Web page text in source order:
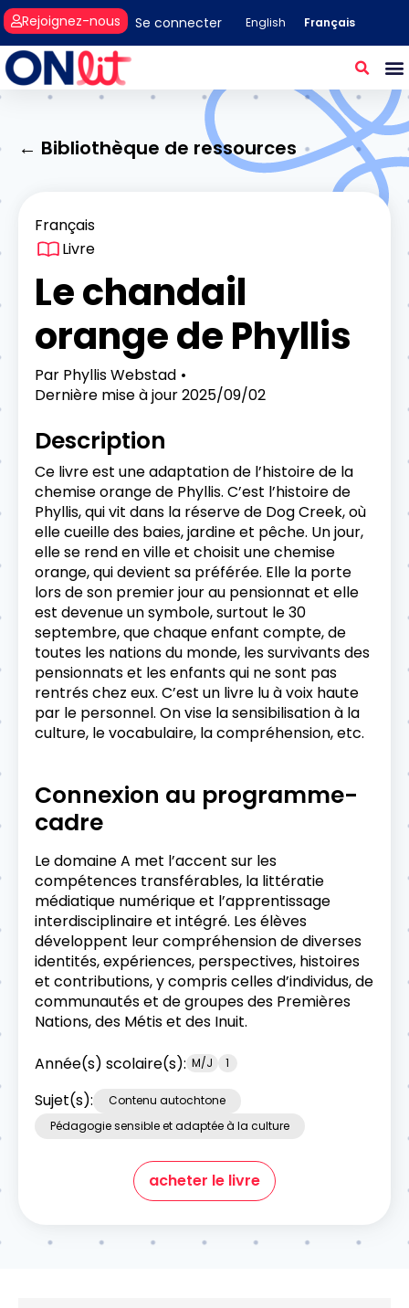
Se connecter
Rejoignez-nous English Français
← Bibliothèque de ressources
Français
Livre
Le chandail
orange de Phyllis
Par Phyllis Webstad
Dernière mise à jour2025/09/02
Description
Ce livre est une adaptation de l’histoire de la
chemise orange de Phyllis. C’est l’histoire de
Phyllis, qui vit dans la réserve de Dog Creek, où
elle cueille des baies, jardine et pêche. Un jour,
elle se rend en ville et choisit une chemise
orange, qui devient sa préférée. Elle la porte
lors de son premier jour au pensionnat et elle
est devenue un symbole, surtout le 30
septembre, que chaque enfant compte, de
toutes les nations du monde, les survivants des
pensionnats et les enfants qui ne sont pas
rentrés chez eux. C’est un livre lu à voix haute
par le personnel. On vise la sensibilisation à la
culture, le vocabulaire, la compréhension, etc.
Connexion au programme-
cadre
Le domaine A met l’accent sur les
compétences transférables, la littératie
médiatique numérique et l’apprentissage
interdisciplinaire et intégré. Les élèves
développent leur compréhension de diverses
identités, expériences, perspectives, histoires
et contributions, y compris celles d’individus, de
communautés et de groupes des Premières
Nations, des Métis et des Inuit.
Année(s) scolaire(s): M/J 1
Sujet(s):
Contenu autochtone
Pédagogie sensible et adaptée à la culture
acheter le livre